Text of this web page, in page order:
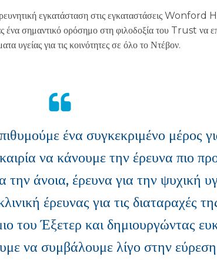
εγκατάσταση στις εγκαταστάσεις
σημαντικό ορόσημο στη φιλοδοξία του Trust να
υγείας για τις κοινότητες σε όλο το Ντέβον.
ένα συγκεκριμένο μέρος
να κάνουμε την έρευνα πιο
την άνοια, έρευνα για την ψυχική
έρευνας για τις διαταραχές
του Έξετερ και δημιουργώντας
να συμβάλουμε λίγο στην